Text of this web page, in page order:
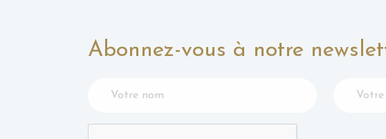
Abonnez-vous à notre